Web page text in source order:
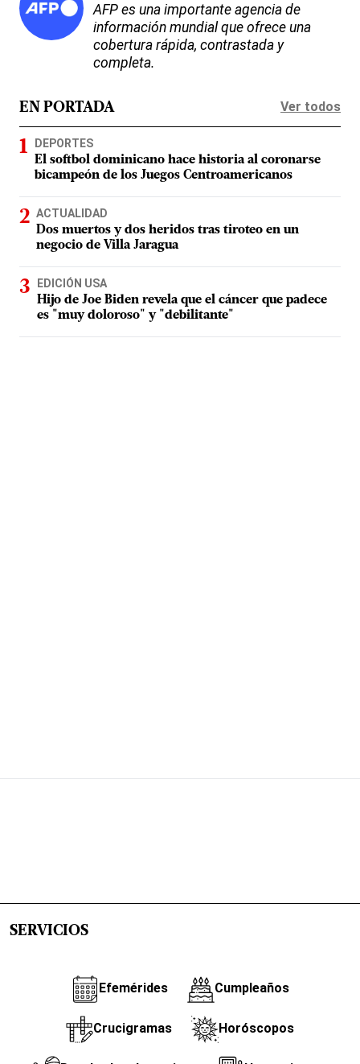
AFP es una importante agencia de
información mundial que ofrece una
cobertura rápida, contrastada y
completa.
EN PORTADA Ver todos
DEPORTES
El softbol dominicano hace historia al coronarse
bicampeón de los Juegos Centroamericanos
ACTUALIDAD
Dos muertos y dos heridos tras tiroteo en un
negocio de Villa Jaragua
EDICIÓN USA
Hijo de Joe Biden revela que el cáncer que padece
es "muy doloroso" y "debilitante"
SERVICIOS
Efemérides Cumpleaños
Crucigramas Horóscopos